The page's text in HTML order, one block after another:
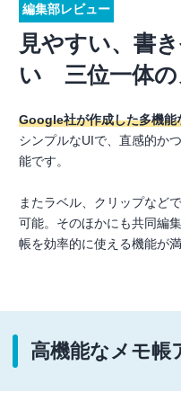
編集部レビュー
見やすい、書
い 三位一体の
Google社が作成した多機能
シンプルなUIで、直感的か
能です。
またラベル、クリップなど
可能。そのほかにも共同編
帳を効率的に使える機能が満
高機能なメモ帳